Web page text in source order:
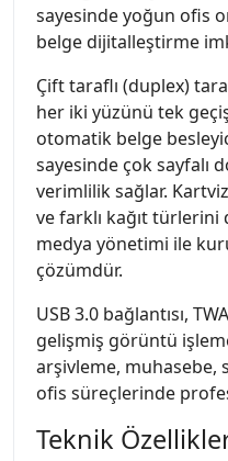
sayesinde yoğun ofis
belge dijitalleştirme
Çift taraflı (duplex)
her iki yüzünü tek
otomatik belge
sayesinde çok sayfalı
verimlilik sağlar.
ve farklı kağıt
medya yönetimi ile
çözümdür.
USB 3.0 bağlantısı,
gelişmiş görüntü
arşivleme, muhasebe,
ofis süreçlerinde
Teknik